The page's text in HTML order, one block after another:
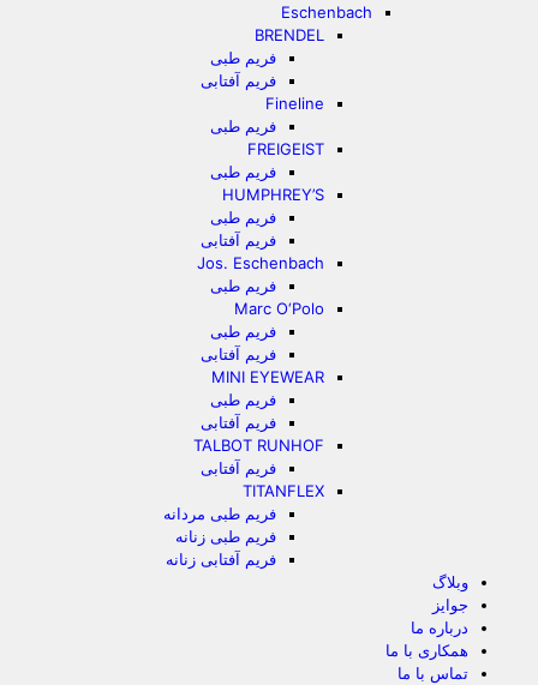
Eschenbach
BRENDEL
فریم طبی
فریم آفتابی
Fineline
فریم طبی
FREIGEIST
فریم طبی
HUMPHREY’S
فریم طبی
فریم آفتابی
Jos. Eschenbach
فریم طبی
Marc O‘Polo
فریم طبی
فریم آفتابی
MINI EYEWEAR
فریم طبی
فریم آفتابی
TALBOT RUNHOF
فریم آفتابی
TITANFLEX
فریم طبی مردانه
فریم طبی زنانه
فریم آفتابی زنانه
وبلاگ
جوایز
درباره ما
همکاری با ما
تماس با ما